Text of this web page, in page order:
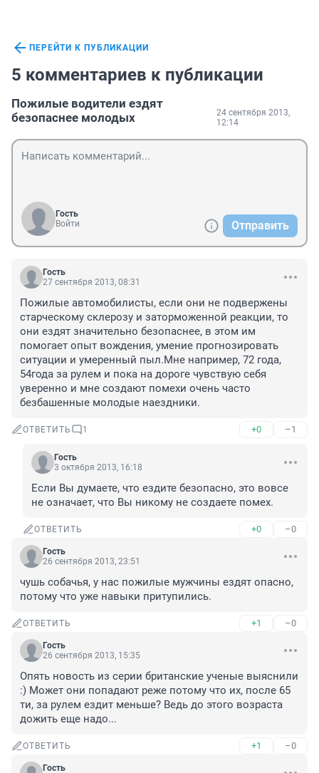
ПЕРЕЙТИ К ПУБЛИКАЦИИ
5 комментариев к публикации
Пожилые водители ездят
безопаснее молодых
24 сентября 2013,
12:14
Гость
Войти
Отправить
Гость
27 сентября 2013, 08:31
Пожилые автомобилисты, если они не подвержены
старческому склерозу и заторможенной реакции, то
они ездят значительно безопаснее, в этом им
помогает опыт вождения, умение прогнозировать
ситуации и умеренный пыл.Мне например, 72 года,
54года за рулем и пока на дороге чувствую себя
уверенно и мне создают помехи очень часто
безбашенные молодые наездники.
ОТВЕТИТЬ 1 +0 –1
Гость
3 октября 2013, 16:18
Если Вы думаете, что ездите безопасно, это вовсе
не означает, что Вы никому не создаете помех.
ОТВЕТИТЬ +0 –0
Гость
26 сентября 2013, 23:51
чушь собачья, у нас пожилые мужчины ездят опасно,
потому что уже навыки притупились.
ОТВЕТИТЬ +1 –0
Гость
26 сентября 2013, 15:35
Опять новость из серии британские ученые выяснили
:) Может они попадают реже потому что их, после 65
ти, за рулем ездит меньше? Ведь до этого возраста
дожить еще надо...
ОТВЕТИТЬ +1 –0
Гость